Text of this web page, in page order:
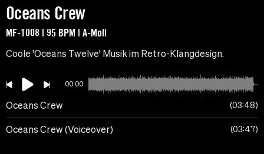
Oceans Crew
MF-1008 | 95 BPM | A-Moll
Coole 'Oceans Twelve' Musik im Retro-Klangdesign.
00:00
Oceans Crew 03:48
Oceans Crew (Voiceover) 03:47